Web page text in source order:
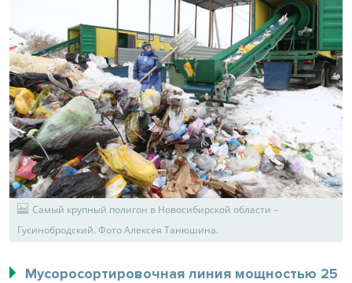
Самый крупный полигон в Новосибирской области –
Гусинобродский. Фото Алексея Танюшина.
Мусоросортировочная линия мощностью 25